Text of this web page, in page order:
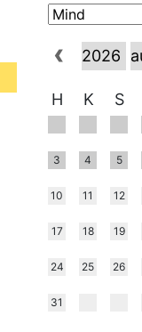
H K S
3 4 5
10 11 12
17 18 19
24 25 26
31